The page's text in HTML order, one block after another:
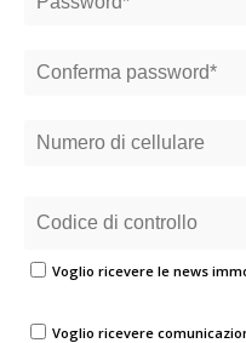
Voglio ricevere le news
Voglio ricevere